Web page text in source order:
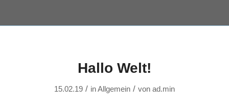
Hallo Welt!
15.02.19 / inAllgemein / von ad.min